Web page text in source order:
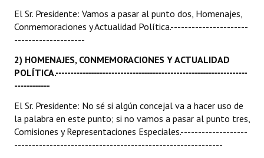
Actas de Audiencias Públicas
NORMATIVA
Comunicaciones
Resoluciones
Resoluciones de Presidencia
El Sr. Presidente: Vamos a pasar al punto dos, Homenajes,
Conmemoraciones y Actualidad Política.----------------------
--------------------
2) HOMENAJES, CONMEMORACIONES Y ACTUALIDAD
POLÍTICA.-----------------------------------------------------------------
------------
El Sr. Presidente: No sé si algún concejal va a hacer uso de
la palabra en este punto; si no vamos a pasar al punto tres,
Comisiones y Representaciones Especiales.-------------------
-----------------------------------------------------------